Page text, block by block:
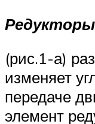
Редукторы
(рис.1-а)
изменяет
передаче
элемент